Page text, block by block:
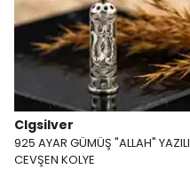
Clgsilver
925 AYAR GÜMÜŞ "ALLAH" YAZILI
CEVŞEN KOLYE